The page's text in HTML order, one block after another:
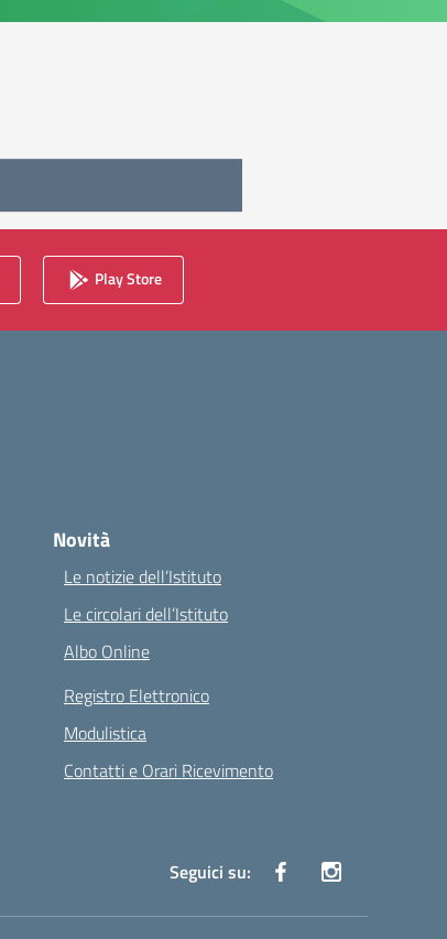
Play Store
Novità
Le notizie dell’Istituto
Le circolari dell’Istituto
Albo Online
Registro Elettronico
Modulistica
Contatti e Orari Ricevimento
Seguici su: